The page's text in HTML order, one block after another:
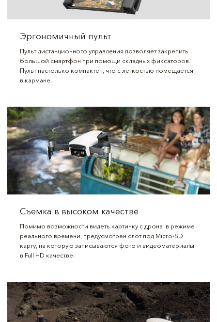
Эргономичный пульт
Пульт дистанционного управления позволяет закрепить
большой смартфон при помощи складных фиксаторов.
Пульт настолько компактен, что с легкостью помещается
в кармане.
Съемка в высоком качестве
Помимо возможности видеть картинку с дрона в режиме
реального времени, предусмотрен слот под Micro-SD
карту, на которую записываются фото и видеоматериалы
в Full HD качестве.